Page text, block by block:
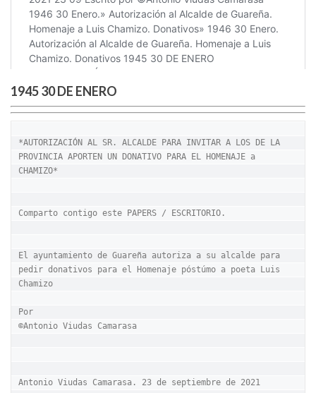
1945 30 DE ENERO
*AUTORIZACIÓN AL SR. ALCALDE PARA INVITAR A LOS DE LA
PROVINCIA APORTEN UN DONATIVO PARA EL HOMENAJE a
CHAMIZO*
Comparto contigo este PAPERS / ESCRITORIO.
El ayuntamiento de Guareña autoriza a su alcalde para
pedir donativos para el Homenaje póstúmo a poeta Luis
Chamizo
Por
©Antonio Viudas Camarasa
Antonio Viudas Camarasa. 23 de septiembre de 2021